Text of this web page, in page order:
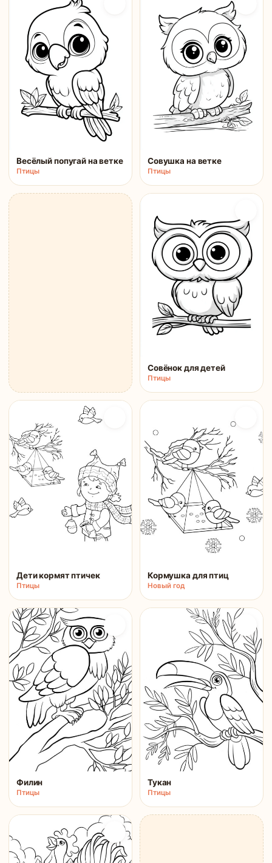
Весёлый попугай на ветке
Птицы
Совушка на ветке
Птицы
Совёнок для детей
Птицы
Дети кормят птичек
Птицы
Кормушка для птиц
Новый год
Филин
Птицы
Тукан
Птицы